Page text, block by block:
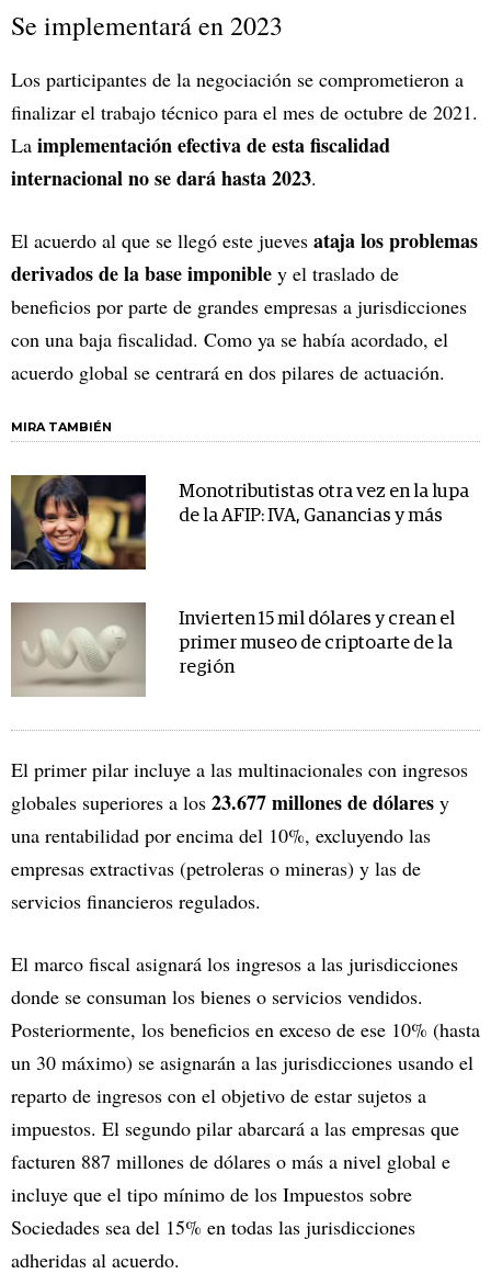
Se implementará en 2023
Los participantes de la negociación se comprometieron a
finalizar el trabajo técnico para el mes de octubre de 2021.
La implementación efectiva de esta fiscalidad
internacional no se dará hasta 2023.
El acuerdo al que se llegó este jueves ataja los problemas
derivados de la base imponible y el traslado de
beneficios por parte de grandes empresas a jurisdicciones
con una baja fiscalidad. Como ya se había acordado, el
acuerdo global se centrará en dos pilares de actuación.
MIRA TAMBIÉN
Monotributistas otra vez en la lupa
de la AFIP: IVA, Ganancias y más
Invierten 15 mil dólares y crean el
primer museo de criptoarte de la
región
El primer pilar incluye a las multinacionales con ingresos
globales superiores a los 23.677 millones de dólares y
una rentabilidad por encima del 10%, excluyendo las
empresas extractivas (petroleras o mineras) y las de
servicios financieros regulados.
El marco fiscal asignará los ingresos a las jurisdicciones
donde se consuman los bienes o servicios vendidos.
Posteriormente, los beneficios en exceso de ese 10% (hasta
un 30 máximo) se asignarán a las jurisdicciones usando el
reparto de ingresos con el objetivo de estar sujetos a
impuestos. El segundo pilar abarcará a las empresas que
facturen 887 millones de dólares o más a nivel global e
incluye que el tipo mínimo de los Impuestos sobre
Sociedades sea del 15% en todas las jurisdicciones
adheridas al acuerdo.